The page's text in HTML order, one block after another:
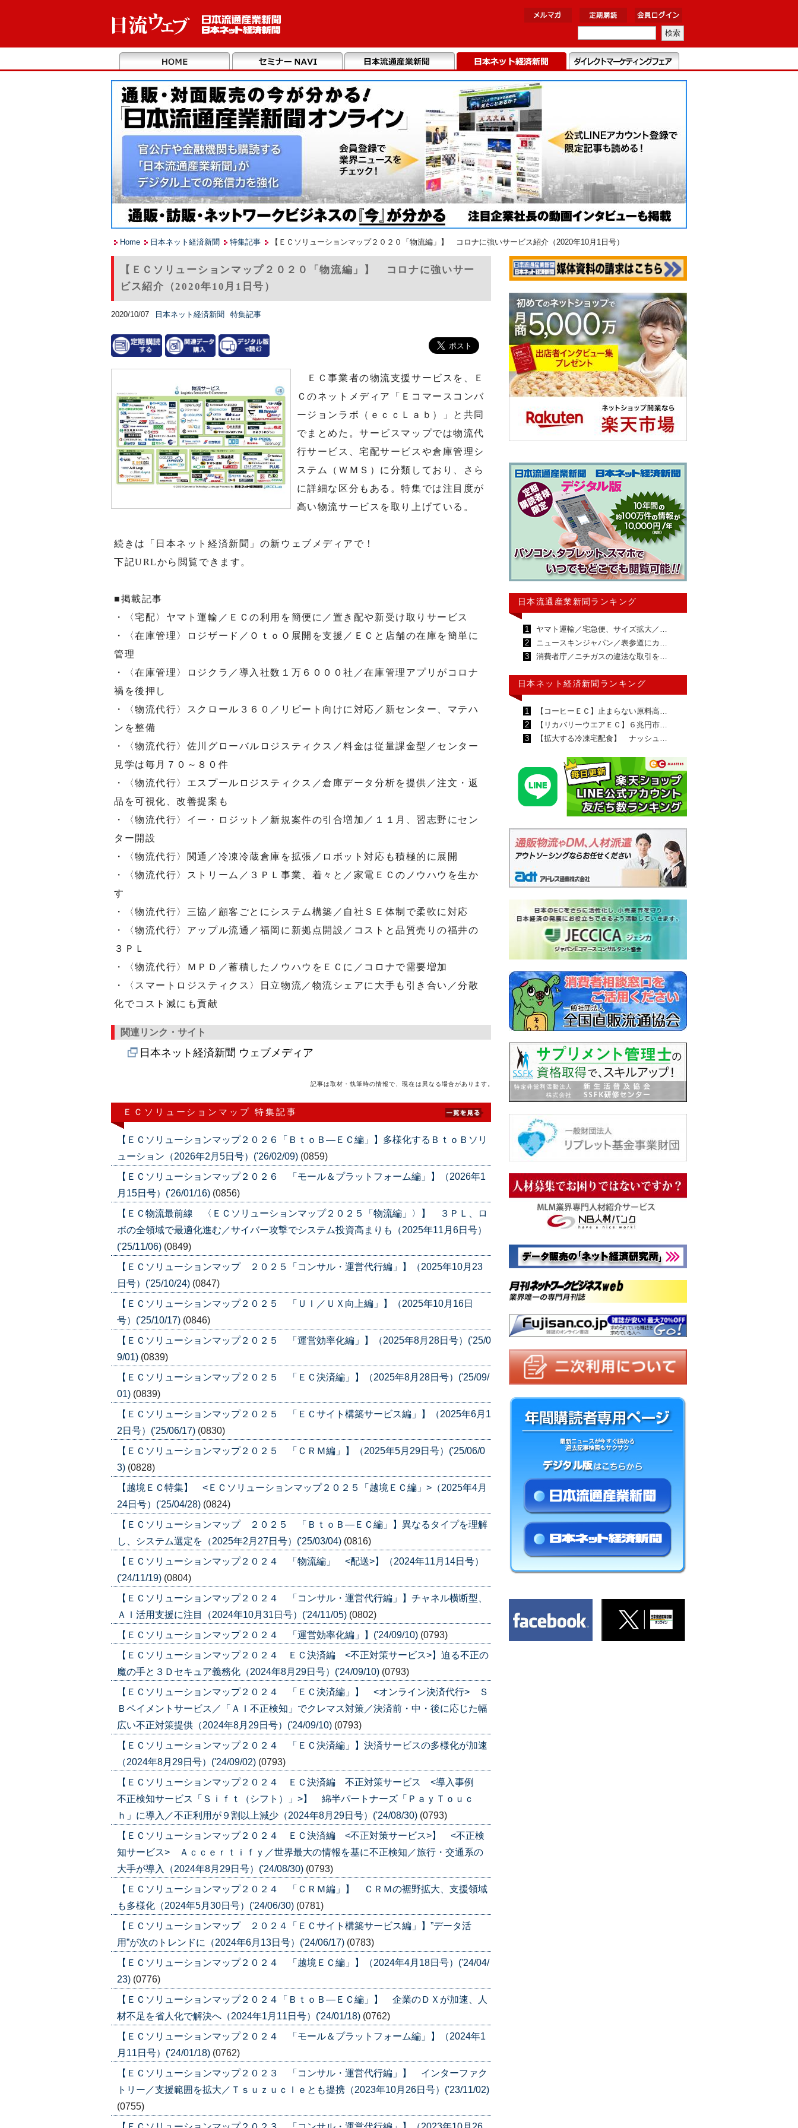
Home 日本ネット経済新聞 特集記事 【ＥＣソリューションマップ２０２０「物流編」】 コロナに強いサービス紹介（2020年10月1日号）
【ＥＣソリューションマップ２０２０「物流編」】 コロナに強いサー
ビス紹介（2020年10月1日号）
2020/10/07 日本ネット経済新聞 特集記事
ＥＣ事業者の物流支援サービスを、Ｅ
Ｃのネットメディア「Ｅコマースコンバ
ージョンラボ（ｅｃｃＬａｂ）」と共同
でまとめた。サービスマップでは物流代
行サービス、宅配サービスや倉庫管理シ
ステム（ＷＭＳ）に分類しており、さら
に詳細な区分もある。特集では注目度が
高い物流サービスを取り上げている。
続きは「日本ネット経済新聞」の新ウェブメディアで！
下記URLから閲覧できます。
■掲載記事
・〈宅配〉ヤマト運輸／ＥＣの利用を簡便に／置き配や新受け取りサービス
・〈在庫管理〉ロジザード／ＯｔｏＯ展開を支援／ＥＣと店舗の在庫を簡単に
管理
・〈在庫管理〉ロジクラ／導入社数１万６０００社／在庫管理アプリがコロナ
禍を後押し
・〈物流代行〉スクロール３６０／リピート向けに対応／新センター、マテハ
ンを整備
・〈物流代行〉佐川グローバルロジスティクス／料金は従量課金型／センター
見学は毎月７０～８０件
・〈物流代行〉エスプールロジスティクス／倉庫データ分析を提供／注文・返
品を可視化、改善提案も
・〈物流代行〉イー・ロジット／新規案件の引合増加／１１月、習志野にセン
ター開設
・〈物流代行〉関通／冷凍冷蔵倉庫を拡張／ロボット対応も積極的に展開
・〈物流代行〉ストリーム／３ＰＬ事業、着々と／家電ＥＣのノウハウを生か
す
・〈物流代行〉三協／顧客ごとにシステム構築／自社ＳＥ体制で柔軟に対応
・〈物流代行〉アップル流通／福岡に新拠点開設／コストと品質売りの福井の
３ＰＬ
・〈物流代行〉ＭＰＤ／蓄積したノウハウをＥＣに／コロナで需要増加
・〈スマートロジスティクス〉日立物流／物流シェアに大手も引き合い／分散
化でコスト減にも貢献
関連リンク・サイト
日本ネット経済新聞 ウェブメディア
記事は取材・執筆時の情報で、現在は異なる場合があります。
ＥＣソリューションマップ 特集記事
【ＥＣソリューションマップ２０２６「ＢｔｏＢ―ＥＣ編」】多様化するＢｔｏＢソリ
ューション（2026年2月5日号）('26/02/09) (0859)
【ＥＣソリューションマップ２０２６ 「モール＆プラットフォーム編」】（2026年1
月15日号）('26/01/16) (0856)
【ＥＣ物流最前線 〈ＥＣソリューションマップ２０２５「物流編」〉】 ３ＰＬ、ロ
ボの全領域で最適化進む／サイバー攻撃でシステム投資高まりも（2025年11月6日号）
('25/11/06) (0849)
【ＥＣソリューションマップ ２０２５「コンサル・運営代行編」】（2025年10月23
日号）('25/10/24) (0847)
【ＥＣソリューションマップ２０２５ 「ＵＩ／ＵＸ向上編」】（2025年10月16日
号）('25/10/17) (0846)
【ＥＣソリューションマップ２０２５ 「運営効率化編」】（2025年8月28日号）('25/0
9/01) (0839)
【ＥＣソリューションマップ２０２５ 「ＥＣ決済編」】（2025年8月28日号）('25/09/
01) (0839)
【ＥＣソリューションマップ２０２５ 「ＥＣサイト構築サービス編」】（2025年6月1
2日号）('25/06/17) (0830)
【ＥＣソリューションマップ２０２５ 「ＣＲＭ編」】（2025年5月29日号）('25/06/0
3) (0828)
【越境ＥＣ特集】 <ＥＣソリューションマップ２０２５「越境ＥＣ編」>（2025年4月
24日号）('25/04/28) (0824)
【ＥＣソリューションマップ ２０２５ 「ＢｔｏＢ―ＥＣ編」】異なるタイプを理解
し、システム選定を（2025年2月27日号）('25/03/04) (0816)
【ＥＣソリューションマップ２０２４ 「物流編」 <配送>】（2024年11月14日号）
('24/11/19) (0804)
【ＥＣソリューションマップ２０２４ 「コンサル・運営代行編」】チャネル横断型、
ＡＩ活用支援に注目（2024年10月31日号）('24/11/05) (0802)
【ＥＣソリューションマップ２０２４ 「運営効率化編」】('24/09/10) (0793)
【ＥＣソリューションマップ２０２４ ＥＣ決済編 <不正対策サービス>】迫る不正の
魔の手と３Ｄセキュア義務化（2024年8月29日号）('24/09/10) (0793)
【ＥＣソリューションマップ２０２４ 「ＥＣ決済編」】 <オンライン決済代行> Ｓ
Ｂペイメントサービス／「ＡＩ不正検知」でクレマス対策／決済前・中・後に応じた幅
広い不正対策提供（2024年8月29日号）('24/09/10) (0793)
【ＥＣソリューションマップ２０２４ 「ＥＣ決済編」】決済サービスの多様化が加速
（2024年8月29日号）('24/09/02) (0793)
【ＥＣソリューションマップ２０２４ ＥＣ決済編 不正対策サービス <導入事例
不正検知サービス「Ｓｉｆｔ（シフト）」>】 綿半パートナーズ「ＰａｙＴｏｕｃ
ｈ」に導入／不正利用が９割以上減少（2024年8月29日号）('24/08/30) (0793)
【ＥＣソリューションマップ２０２４ ＥＣ決済編 <不正対策サービス>】 <不正検
知サービス> Ａｃｃｅｒｔｉｆｙ／世界最大の情報を基に不正検知／旅行・交通系の
大手が導入（2024年8月29日号）('24/08/30) (0793)
【ＥＣソリューションマップ２０２４ 「ＣＲＭ編」】 ＣＲＭの裾野拡大、支援領域
も多様化（2024年5月30日号）('24/06/30) (0781)
【ＥＣソリューションマップ ２０２４「ＥＣサイト構築サービス編」】”データ活
用”が次のトレンドに（2024年6月13日号）('24/06/17) (0783)
【ＥＣソリューションマップ２０２４ 「越境ＥＣ編」】（2024年4月18日号）('24/04/
23) (0776)
【ＥＣソリューションマップ２０２４「ＢｔｏＢ―ＥＣ編」】 企業のＤＸが加速、人
材不足を省人化で解決へ（2024年1月11日号）('24/01/18) (0762)
【ＥＣソリューションマップ２０２４ 「モール＆プラットフォーム編」】（2024年1
月11日号）('24/01/18) (0762)
【ＥＣソリューションマップ２０２３ 「コンサル・運営代行編」】 インターファク
トリー／支援範囲を拡大／Ｔｓｕｚｕｃｌｅとも提携（2023年10月26日号）('23/11/02)
(0755)
日本流通産業新聞ランキング
1
ヤマト運輸／宅急便、サイズ拡大／…
2
ニュースキンジャパン／表参道にカ…
3
消費者庁／ニチガスの違法な取引を…
日本ネット経済新聞ランキング
1
【コーヒーＥＣ】止まらない原料高…
2
【リカバリーウエアＥＣ】６兆円市…
3
【拡大する冷凍宅配食】 ナッシュ…